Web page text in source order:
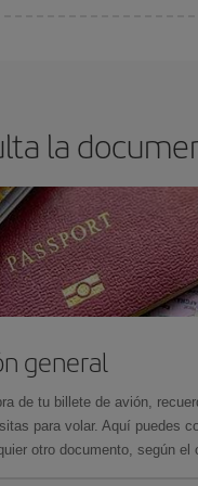
la
general
de tu billete de avión,
para volar. Aquí puedes
otro documento, según